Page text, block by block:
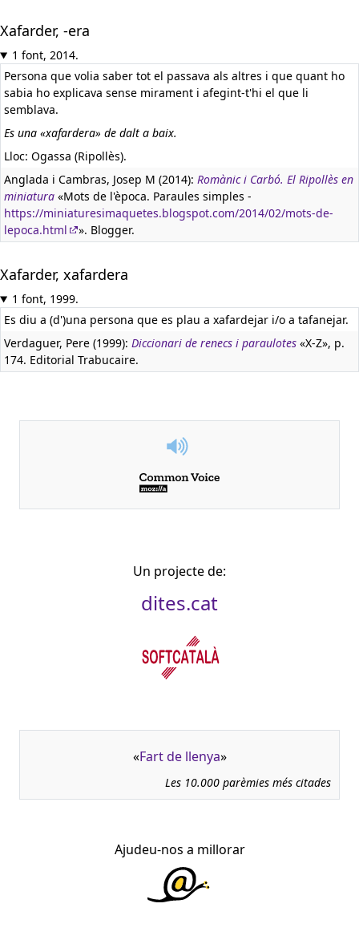
Xafarder, -era
1 font, 2014.
Persona que volia saber tot el passava als altres i que quant ho
sabia ho explicava sense mirament i afegint-t'hi el que li
semblava.
Es una «xafardera» de dalt a baix.
Lloc: Ogassa (Ripollès).
Anglada i Cambras, Josep M (2014): Romànic i Carbó. El Ripollès en
miniatura «Mots de l'època. Paraules simples -
https://miniaturesimaquetes.blogspot.com/2014/02/mots-de-
lepoca.html
». Blogger.
Xafarder, xafardera
1 font, 1999.
Es diu a (d')una persona que es plau a xafardejar i/o a tafanejar.
Verdaguer, Pere (1999): Diccionari de renecs i paraulotes «X-Z», p.
174. Editorial Trabucaire.
Un projecte de:
dites.cat
«Fart de llenya»
Les 10.000 parèmies més citades
Ajudeu-nos a millorar